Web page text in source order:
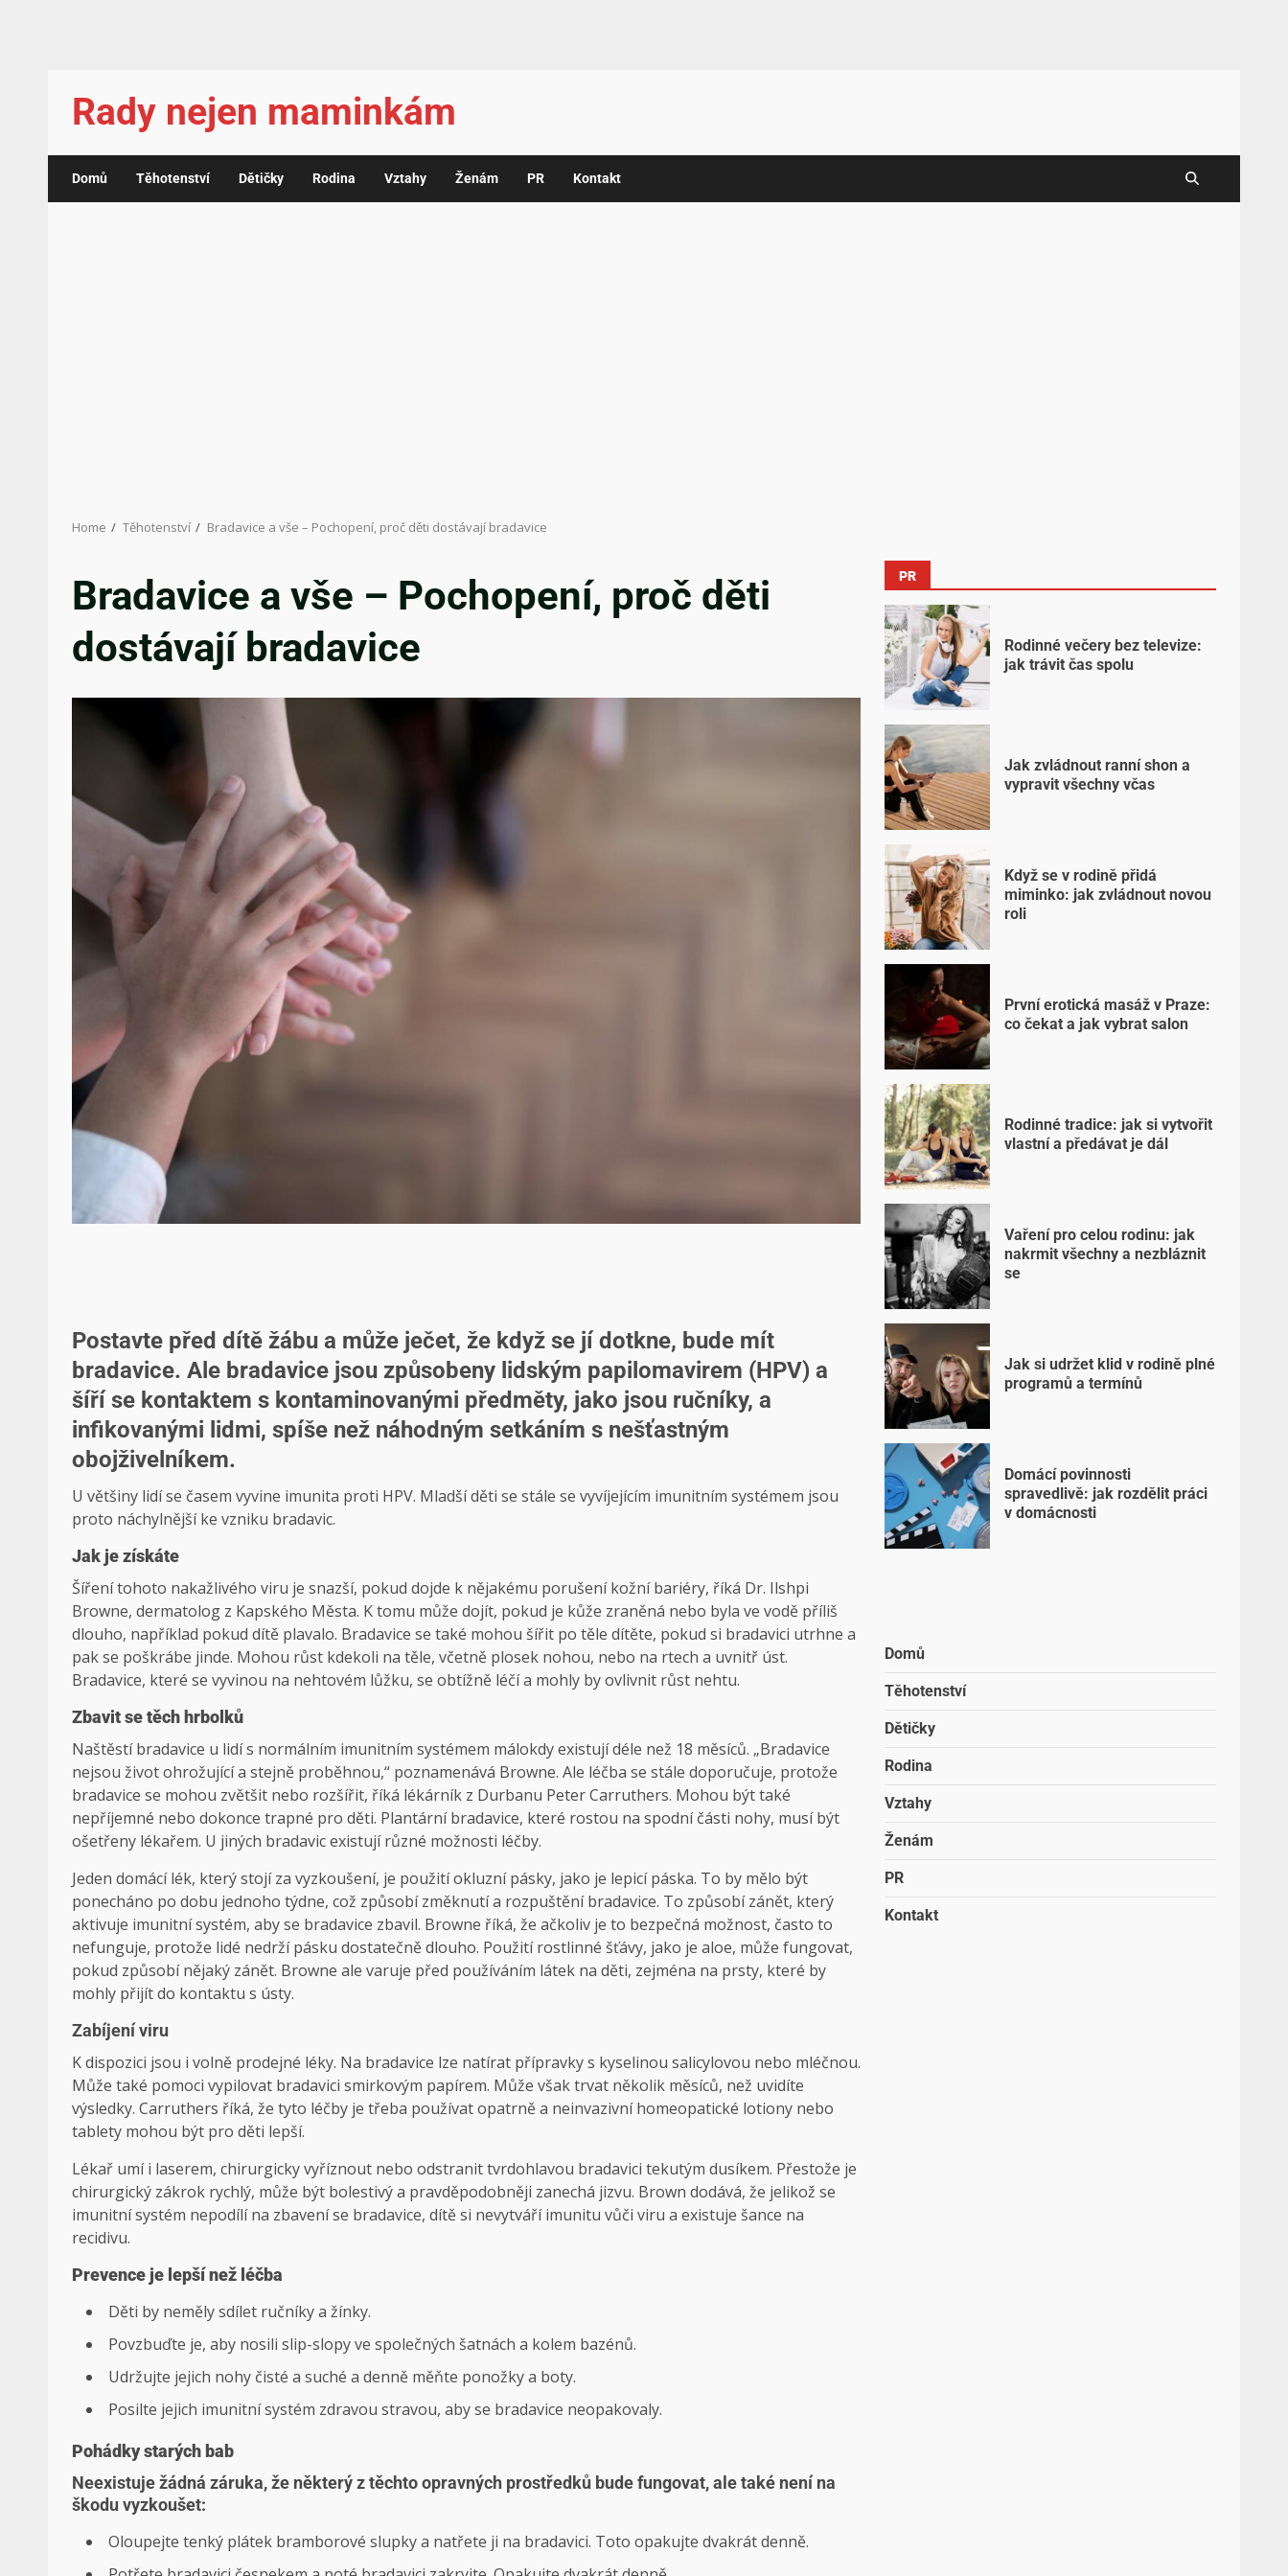
Rady nejen maminkám
Domů Těhotenství Dětičky Rodina Vztahy Ženám PR Kontakt
Home Těhotenství Bradavice a vše – Pochopení, proč děti dostávají bradavice
Bradavice a vše – Pochopení, proč děti
dostávají bradavice
Postavte před dítě žábu a může ječet, že když se jí dotkne, bude mít
bradavice. Ale bradavice jsou způsobeny lidským papilomavirem (HPV) a
šíří se kontaktem s kontaminovanými předměty, jako jsou ručníky, a
infikovanými lidmi, spíše než náhodným setkáním s nešťastným
obojživelníkem.
U většiny lidí se časem vyvine imunita proti HPV. Mladší děti se stále se vyvíjejícím imunitním systémem jsou
proto náchylnější ke vzniku bradavic.
Jak je získáte
Šíření tohoto nakažlivého viru je snazší, pokud dojde k nějakému porušení kožní bariéry, říká Dr. Ilshpi
Browne, dermatolog z Kapského Města. K tomu může dojít, pokud je kůže zraněná nebo byla ve vodě příliš
dlouho, například pokud dítě plavalo. Bradavice se také mohou šířit po těle dítěte, pokud si bradavici utrhne a
pak se poškrábe jinde. Mohou růst kdekoli na těle, včetně plosek nohou, nebo na rtech a uvnitř úst.
Bradavice, které se vyvinou na nehtovém lůžku, se obtížně léčí a mohly by ovlivnit růst nehtu.
Zbavit se těch hrbolků
Naštěstí bradavice u lidí s normálním imunitním systémem málokdy existují déle než 18 měsíců. „Bradavice
nejsou život ohrožující a stejně proběhnou,“ poznamenává Browne. Ale léčba se stále doporučuje, protože
bradavice se mohou zvětšit nebo rozšířit, říká lékárník z Durbanu Peter Carruthers. Mohou být také
nepříjemné nebo dokonce trapné pro děti. Plantární bradavice, které rostou na spodní části nohy, musí být
ošetřeny lékařem. U jiných bradavic existují různé možnosti léčby.
Jeden domácí lék, který stojí za vyzkoušení, je použití okluzní pásky, jako je lepicí páska. To by mělo být
ponecháno po dobu jednoho týdne, což způsobí změknutí a rozpuštění bradavice. To způsobí zánět, který
aktivuje imunitní systém, aby se bradavice zbavil. Browne říká, že ačkoliv je to bezpečná možnost, často to
nefunguje, protože lidé nedrží pásku dostatečně dlouho. Použití rostlinné šťávy, jako je aloe, může fungovat,
pokud způsobí nějaký zánět. Browne ale varuje před používáním látek na děti, zejména na prsty, které by
mohly přijít do kontaktu s ústy.
Zabíjení viru
K dispozici jsou i volně prodejné léky. Na bradavice lze natírat přípravky s kyselinou salicylovou nebo mléčnou.
Může také pomoci vypilovat bradavici smirkovým papírem. Může však trvat několik měsíců, než uvidíte
výsledky. Carruthers říká, že tyto léčby je třeba používat opatrně a neinvazivní homeopatické lotiony nebo
tablety mohou být pro děti lepší.
Lékař umí i laserem, chirurgicky vyříznout nebo odstranit tvrdohlavou bradavici tekutým dusíkem. Přestože je
chirurgický zákrok rychlý, může být bolestivý a pravděpodobněji zanechá jizvu. Brown dodává, že jelikož se
imunitní systém nepodílí na zbavení se bradavice, dítě si nevytváří imunitu vůči viru a existuje šance na
recidivu.
Prevence je lepší než léčba
Děti by neměly sdílet ručníky a žínky.
Povzbuďte je, aby nosili slip-slopy ve společných šatnách a kolem bazénů.
Udržujte jejich nohy čisté a suché a denně měňte ponožky a boty.
Posilte jejich imunitní systém zdravou stravou, aby se bradavice neopakovaly.
Pohádky starých bab
Neexistuje žádná záruka, že některý z těchto opravných prostředků bude fungovat, ale také není na
škodu vyzkoušet:
Oloupejte tenký plátek bramborové slupky a natřete ji na bradavici. Toto opakujte dvakrát denně.
PR
Rodinné večery bez televize:
jak trávit čas spolu
Jak zvládnout ranní shon a
vypravit všechny včas
Když se v rodině přidá
miminko: jak zvládnout novou
roli
První erotická masáž v Praze:
co čekat a jak vybrat salon
Rodinné tradice: jak si vytvořit
vlastní a předávat je dál
Vaření pro celou rodinu: jak
nakrmit všechny a nezbláznit
se
Jak si udržet klid v rodině plné
programů a termínů
Domácí povinnosti
spravedlivě: jak rozdělit práci
v domácnosti
Domů
Těhotenství
Dětičky
Rodina
Vztahy
Ženám
PR
Kontakt